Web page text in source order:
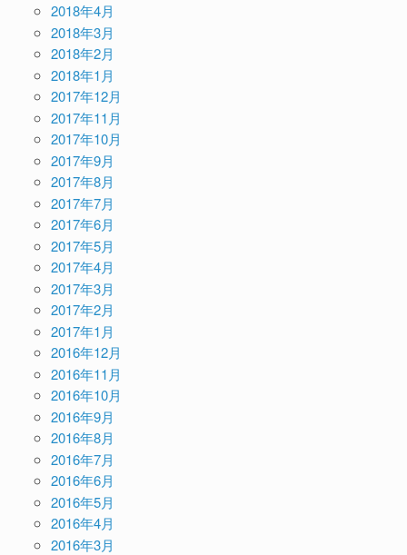
2018年4月
2018年3月
2018年2月
2018年1月
2017年12月
2017年11月
2017年10月
2017年9月
2017年8月
2017年7月
2017年6月
2017年5月
2017年4月
2017年3月
2017年2月
2017年1月
2016年12月
2016年11月
2016年10月
2016年9月
2016年8月
2016年7月
2016年6月
2016年5月
2016年4月
2016年3月